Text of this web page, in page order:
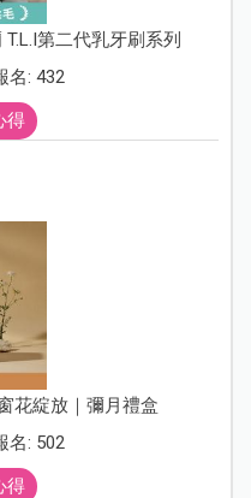
T.L.I第二代乳牙刷系列
名: 432
得
花綻放｜彌月禮盒
名: 502
得